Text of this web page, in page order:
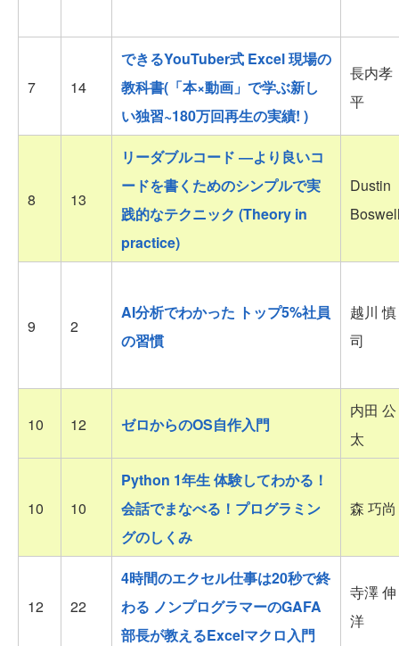
7 14
できるYouTuber式 Excel 現場の
教科書(「本×動画」で学ぶ新し
い独習~180万回再生の実績! )
長内孝
平
8 13
リーダブルコード ―より良いコ
ードを書くためのシンプルで実
践的なテクニック (Theory in
practice)
Dustin
9 2
AI分析でわかった トップ5%社員
の習慣
越川 慎
司
10 12 ゼロからのOS自作入門
内田 公
太
10 10
Python 1年生 体験してわかる！
会話でまなべる！プログラミン
グのしくみ
森 巧尚
12 22
4時間のエクセル仕事は20秒で終
わる ノンプログラマーのGAFA
部長が教えるExcelマクロ入門
寺澤 伸
洋